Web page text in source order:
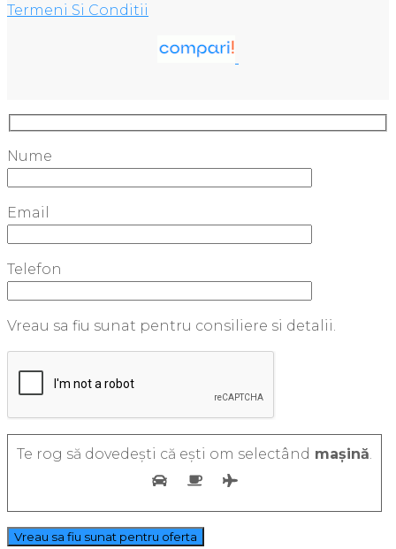
Termeni Si Conditii
Nume
Email
Telefon
Vreau sa fiu sunat pentru consiliere si detalii.
Te rog să dovedești că ești om selectând mașină